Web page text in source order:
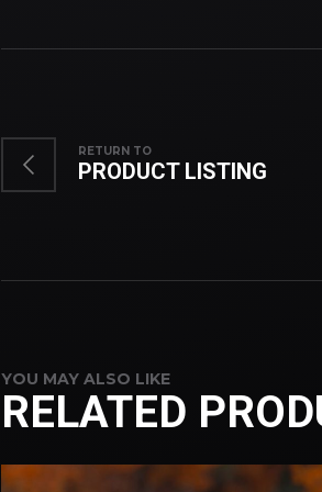
RETURN TO
PRODUCT LISTING
YOU MAY ALSO LIKE
RELATED